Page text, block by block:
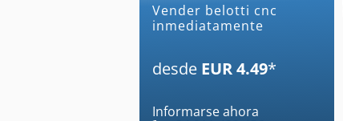
Vender belotti cnc
inmediatamente
desde EUR 4.49*
Informarse ahora